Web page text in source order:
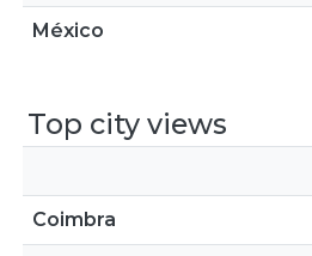
México
Top city views
Coimbra